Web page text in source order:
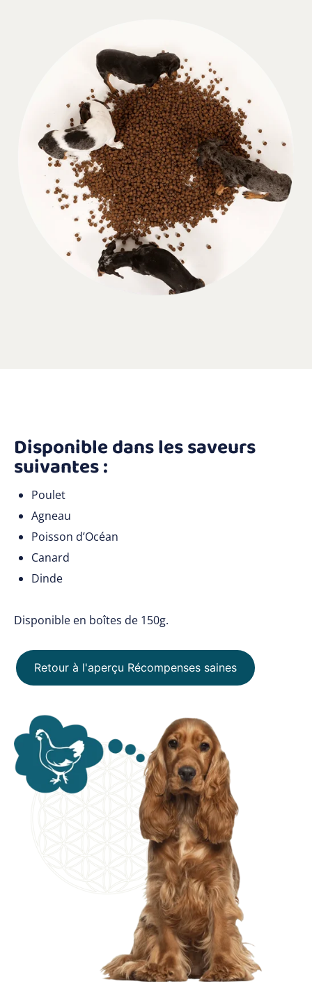
Disponible dans les saveurs
suivantes :
Poulet
Agneau
Poisson d’Océan
Canard
Dinde
Disponible en boîtes de 150g.
Retour à l'aperçu Récompenses saines